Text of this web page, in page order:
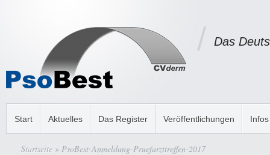
Das
Start Aktuelles Das Register Veröffentlichungen
Startseite » PsoBest-Anmeldung-Pruefarzttreffen-2017